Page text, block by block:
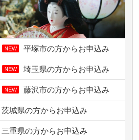
NEW 平塚市の方からお申込み
NEW 埼玉県の方からお申込み
NEW 藤沢市の方からお申込み
茨城県の方からお申込み
三重県の方からお申込み